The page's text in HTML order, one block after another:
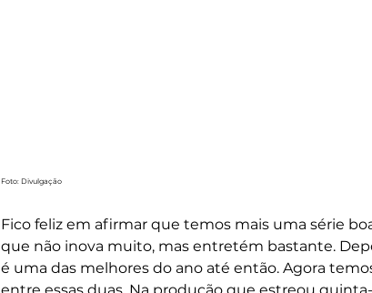
Foto: Divulgação
Fico feliz em afirmar que temos mais uma série
que não inova muito, mas entretém bastante.
é uma das melhores do ano até então. Agora